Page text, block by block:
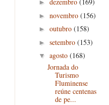
►
► novembro (156)
► outubro (158)
► setembro (153)
▼ agosto (168)
Jornada do
Turismo
Fluminense
reúne centenas
de pe...